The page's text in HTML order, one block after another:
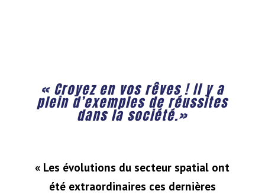
« Croyez en vos rêves ! Il y a
plein d’exemples de réussites
dans la société.»
« Les évolutions du secteur spatial ont
été extraordinaires ces dernières